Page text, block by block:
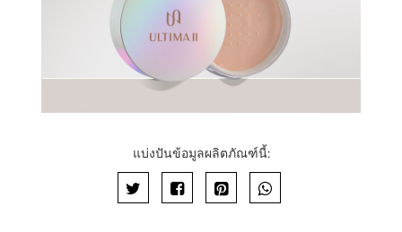
แบ่งปันข้อมูลผลิตภัณฑ์นี้: